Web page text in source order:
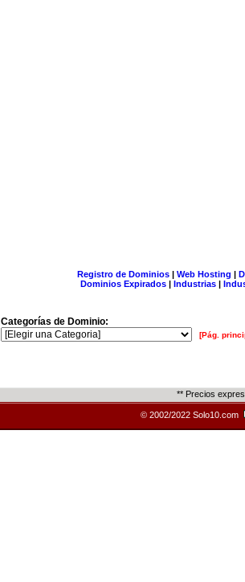
Registro de Dominios| Web Hosting |
Dominios Expirados | Industrias |
Categorías de Dominio:
[Pág.
** Precios
© 2002/2022 Solo10.com